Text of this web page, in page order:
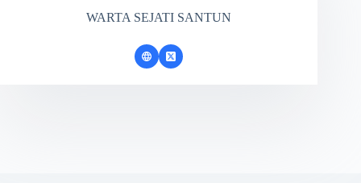
WARTA SEJATI SANTUN